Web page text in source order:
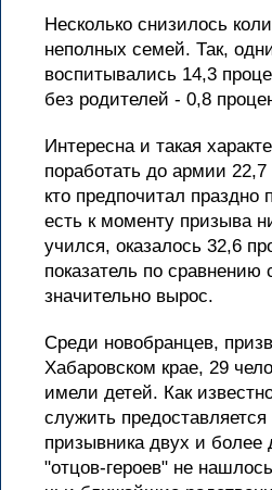
Несколько снизилось
неполных семей. Так,
воспитывались 14,3
без родителей - 0,8
Интересна и такая
поработать до армии 22,7
кто предпочитал праздно
есть к моменту призыва
учился, оказалось 32,6
показатель по
значительно вырос.
Среди новобранцев,
Хабаровском крае, 29
имели детей. Как
служить
призывника двух и более
"отцов-героев" не